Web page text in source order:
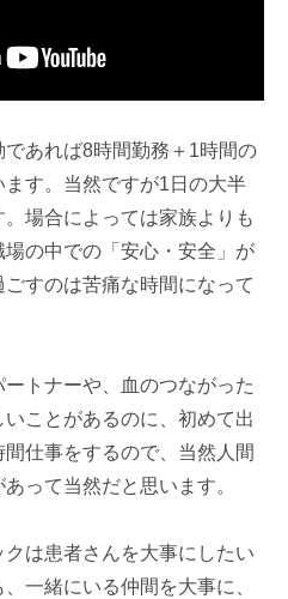
あれば8時間勤務＋1時間の
す。当然ですが1日の大半
場合によっては家族よりも
の中での「安心・安全」が
すのは苦痛な時間になって
トナーや、血のつながった
ことがあるのに、初めて出
仕事をするので、当然人間
って当然だと思います。
は患者さんを大事にしたい
一緒にいる仲間を大事に、